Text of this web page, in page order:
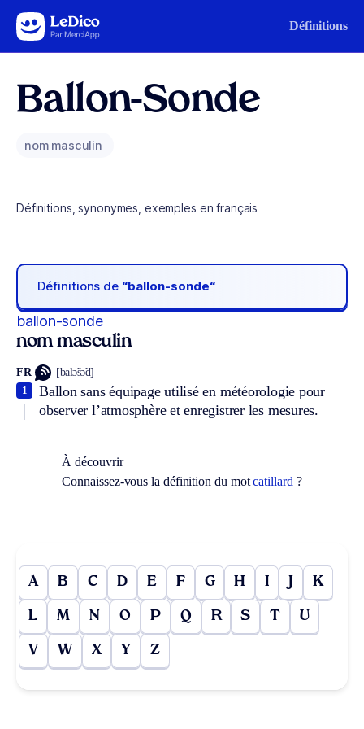
Aller au contenu Définitions
Ballon-Sonde
nom masculin
Définitions, synonymes, exemples en français
Définitions de “ballon-sonde“
ballon-sonde
nom masculin
FR [balɔ̃sɔ̃d]
Ballon sans équipage utilisé en météorologie pour
observer l’atmosphère et enregistrer les mesures.
1
À découvrir
Connaissez-vous la définition du motcatillard ?
A B C D E F G H I J K
L M N O P Q R S T U
V W X Y Z